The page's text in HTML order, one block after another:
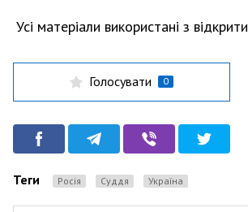
Усі матеріали використані з
Голосувати 0
Теги Росія суддя Україна